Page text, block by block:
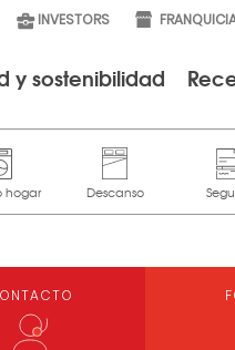
INVESTORS
y sostenibilidad